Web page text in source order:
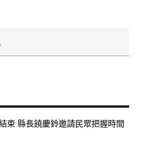
束 縣長饒慶鈴邀請民眾把握時間